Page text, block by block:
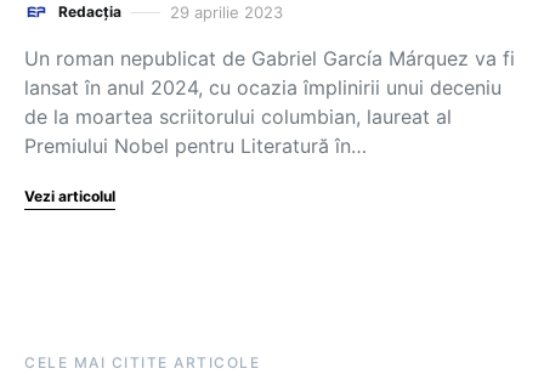
Redacția 29 aprilie 2023
Un roman nepublicat de Gabriel García Márquez va fi
lansat în anul 2024, cu ocazia împlinirii unui deceniu
de la moartea scriitorului columbian, laureat al
Premiului Nobel pentru Literatură în…
Vezi articolul
CELE MAI CITITE ARTICOLE